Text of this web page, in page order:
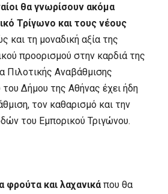
θα γνωρίσουν ακόμα
Τρίγωνο και τους νέους
και τη μοναδική αξία της
προορισμού στην καρδιά της
Πιλοτικής Αναβάθμισης
Δήμου της Αθήνας έχει ήδη
τον καθαρισμό και την
του Εμπορικού Τριγώνου.
και λαχανικά που θα